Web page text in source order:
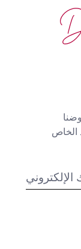
الخاص